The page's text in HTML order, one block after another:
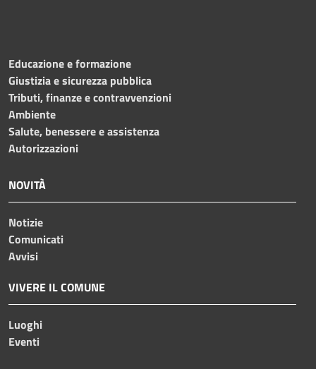
Educazione e formazione
Giustizia e sicurezza pubblica
Tributi, finanze e contravvenzioni
Ambiente
Salute, benessere e assistenza
Autorizzazioni
NOVITÀ
Notizie
Comunicati
Avvisi
VIVERE IL COMUNE
Luoghi
Eventi